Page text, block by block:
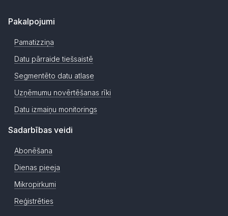
Pakalpojumi
Pamatizziņa
Datu pārraide tiešsaistē
Segmentēto datu atlase
Uzņēmumu novērtēšanas rīki
Datu izmaiņu monitorings
Sadarbības veidi
Abonēšana
Dienas pieeja
Mikropirkumi
Reģistrēties